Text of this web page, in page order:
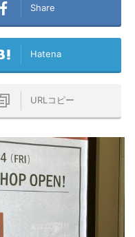
Share
Hatena
URLコピー